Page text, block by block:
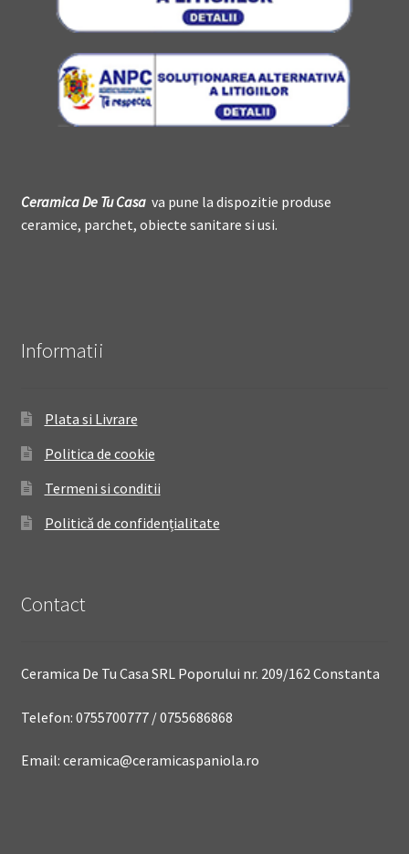
Ceramica DeTu Casava pune la dispozitie produse
ceramice, parchet, obiecte sanitare si usi.
Informatii
Plata si Livrare
Politica de cookie
Termeni si conditii
Politică de confidențialitate
Contact
Ceramica De Tu Casa SRL Poporului nr. 209/162 Constanta
Telefon: 0755700777 / 0755686868
Email: ceramica@ceramicaspaniola.ro